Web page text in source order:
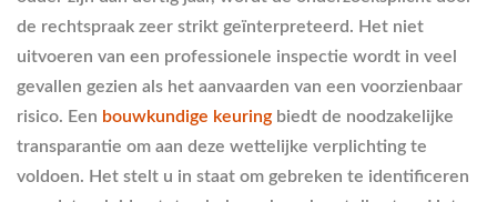
de rechtspraak zeer strikt geïnterpreteerd. Het niet
uitvoeren van een professionele inspectie wordt in veel
gevallen gezien als het aanvaarden van een voorzienbaar
risico. Een bouwkundige keuring biedt de noodzakelijke
transparantie om aan deze wettelijke verplichting te
voldoen. Het stelt u in staat om gebreken te identificeren